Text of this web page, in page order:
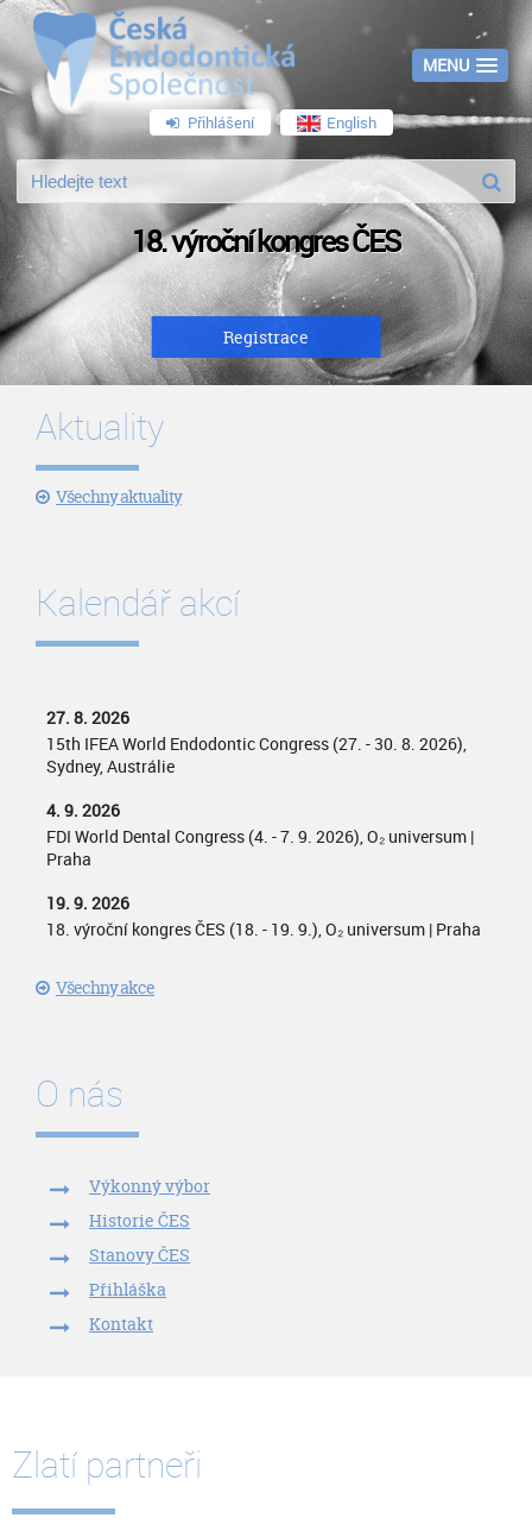
Přihlášení English
MENU
18. výroční kongres ČES
Registrace
O nás
Výkonný výbor
Historie ČES
Stanovy ČES
Přihláška
Kontakt
Kalendář akcí
27. 8. 2026
15th IFEA World Endodontic Congress (27. - 30. 8. 2026),
Sydney, Austrálie
4. 9. 2026
FDI World Dental Congress (4. - 7. 9. 2026), O₂ universum |
Praha
19. 9. 2026
18. výroční kongres ČES (18. - 19. 9.), O₂ universum | Praha
Všechny akce
Aktuality
Všechny aktuality
Zlatí partneři